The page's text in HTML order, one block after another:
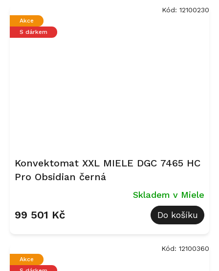
Akce
S dárkem
Konvektomat XXL MIELE DGC 7465 HC
Pro Obsidian černá
Skladem v Miele
99 501 Kč Do košíku
Kód: 12100230
Akce
Kód: 12100360